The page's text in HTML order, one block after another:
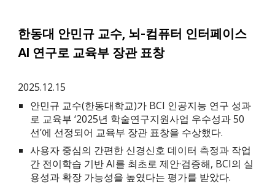
한동대 안민규 교수, 뇌-컴퓨터 인터페이스
AI 연구로 교육부 장관 표창
2025.12.15
안민규 교수(한동대학교)가 BCI 인공지능 연구 성과
로 교육부 ‘2025년 학술연구지원사업 우수성과 50
선’에 선정되어 교육부 장관 표창을 수상했다.
사용자 중심의 간편한 신경신호 데이터 측정과 작업
간 전이학습 기반 AI를 최초로 제안·검증해, BCI의 실
용성과 확장 가능성을 높였다는 평가를 받았다.